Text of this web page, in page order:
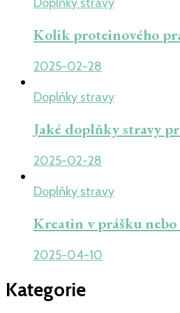
Kolik proteinového
2025-02-28
Doplňky stravy
Jaké doplňky stravy
2025-02-28
Doplňky stravy
Kreatin v prášku
2025-04-10
Kategorie